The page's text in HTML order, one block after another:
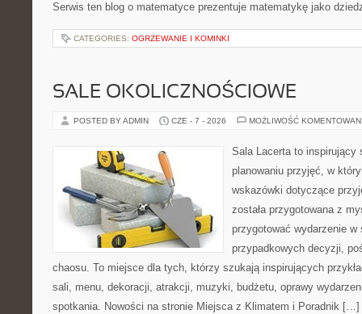
Serwis ten blog o matematyce prezentuje matematykę jako
CATEGORIES: OGRZEWANIE I KOMINKI
SALE OKOLICZNOŚCIOWE
POSTED BY ADMIN CZE - 7 - 2026 MOŻLIWOŚĆ
Sala Lacerta to inspirujący
planowaniu przyjęć, w
wskazówki dotyczące
została przygotowana z
przygotować wydarzenie
przypadkowych decyzji,
chaosu. To miejsce dla tych, którzy szukają inspirujących
sali, menu, dekoracji, atrakcji, muzyki, budżetu, oprawy
spotkania. Nowości na stronie Miejsca z Klimatem i Poradnik […]